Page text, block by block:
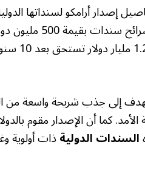
إصدار أرامكو لسنداتها
إلى جذب شريحة واسعة من
كما أن الإصدار مقوم
السندات الدوليةذات أولوية